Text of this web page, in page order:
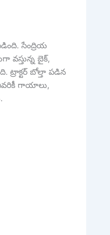
సేంద్రియ
వస్తున్న బైక్,
ట్రాక్టర్ బోల్తా పడిన
గాయాలు,